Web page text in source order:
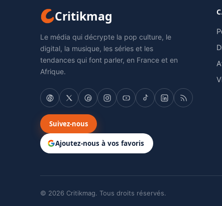
Critikmag
Le média qui décrypte la pop culture, le
digital, la musique, les séries et les
tendances qui font parler, en France et en
Afrique.
Suivez-nous
Ajoutez-nous à vos favoris
© 2026 Critikmag. Tous droits réservés.